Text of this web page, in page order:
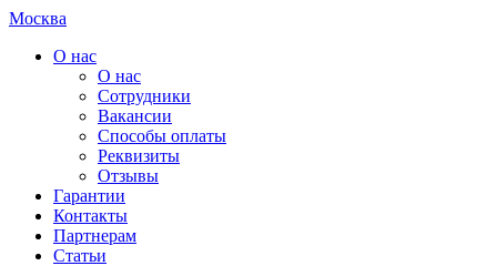
Москва
О нас
О нас
Сотрудники
Вакансии
Способы оплаты
Реквизиты
Отзывы
Гарантии
Контакты
Партнерам
Статьи